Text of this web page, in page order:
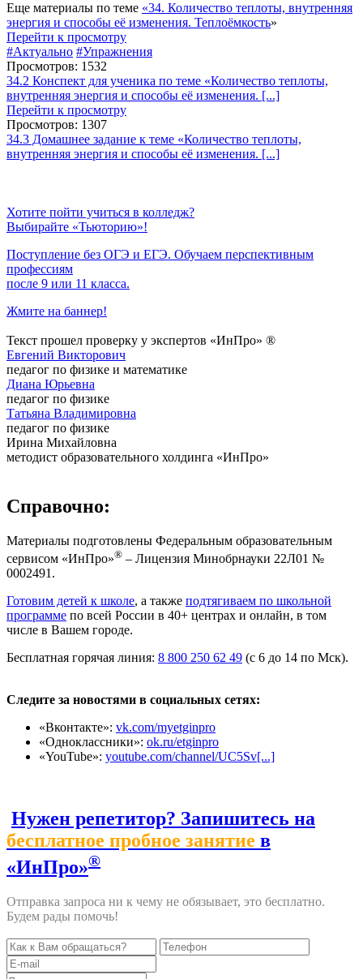
Еще материалы по теме «34. Количество теплоты, внутренняя
энергия и способы её изменения. Теплоёмкость»
Перейти к просмотру
#Актуально #Упражнения
Просмотров: 1532
34.2 Конспект для ученика по теме «Количество теплоты,
внутренняя энергия и способы её изменения. [...]
Перейти к просмотру
Просмотров: 1307
34.3 Домашнее задание к теме «Количество теплоты,
внутренняя энергия и способы её изменения. [...]
Хотите пойти учиться в колледж?
Выбирайте «Тьюторию»!
Поступление без ОГЭ и ЕГЭ. Обучаем перспективным
профессиям
после 9 или 11 класса.
Жмите на баннер!
Текст прошел проверку у экспертов «ИнПро» ®
Евгений Викторович
педагог по физике и математике
Диана Юрьевна
педагог по физике
Татьяна Владимировна
педагог по физике
Ирина Михайловна
методист образовательного холдинга «ИнПро»
Справочно:
Материалы подготовлены Федеральным образовательным
сервисом «ИнПро»® – Лицензия Минобрнауки 22Л01 №
0002491.
Готовим детей к школе, а также подтягиваем по школьной
программе по всей России в 40+ центрах и онлайн, в том
числе в Вашем городе.
Бесплатная горячая линия: 8 800 250 62 49 (с 6 до 14 по Мск).
Следите за новостями в социальных сетях:
«Вконтакте»: vk.com/myetginpro
«Одноклассники»: ok.ru/etginpro
«YouTube»: youtube.com/channel/UC5Sv[...]
Нужен репетитор? Запишитесь на
бесплатное пробное занятие в
«ИнПро»®
Отправка запроса ни к чему не обязывает, это бесплатно.
Будем рады помочь!